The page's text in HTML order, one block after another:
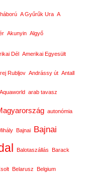
A Gyűrűk Ura A
Akunyin Algyő
Dél Amerikai Egyesült
Rubljov Andrássy út Antall
Aquaworld arab tavasz
autonómia
Bajnai Bajnai
Balotaszállás Barack
Belarusz Belgium